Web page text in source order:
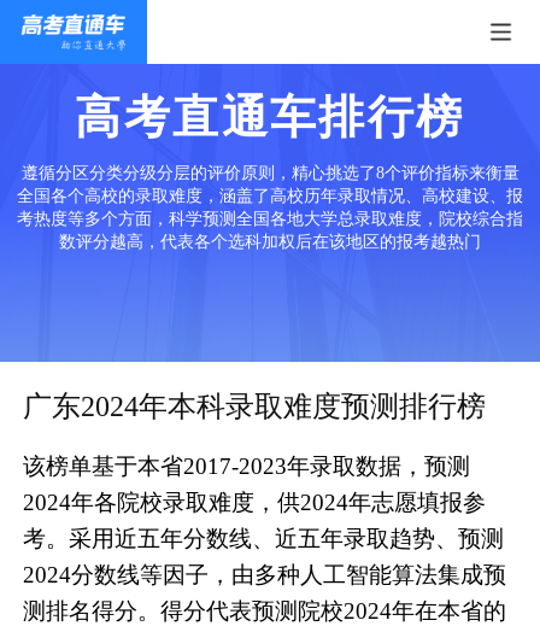
高考直通车排行榜
遵循分区分类分级分层的评价原则，精心挑选了8个评价指标来衡量
全国各个高校的录取难度，涵盖了高校历年录取情况、高校建设、报
考热度等多个方面，科学预测全国各地大学总录取难度，院校综合指
数评分越高，代表各个选科加权后在该地区的报考越热门
广东2024年本科录取难度预测排行榜
该榜单基于本省2017-2023年录取数据，预测
2024年各院校录取难度，供2024年志愿填报参
考。采用近五年分数线、近五年录取趋势、预测
2024分数线等因子，由多种人工智能算法集成预
测排名得分。得分代表预测院校2024年在本省的